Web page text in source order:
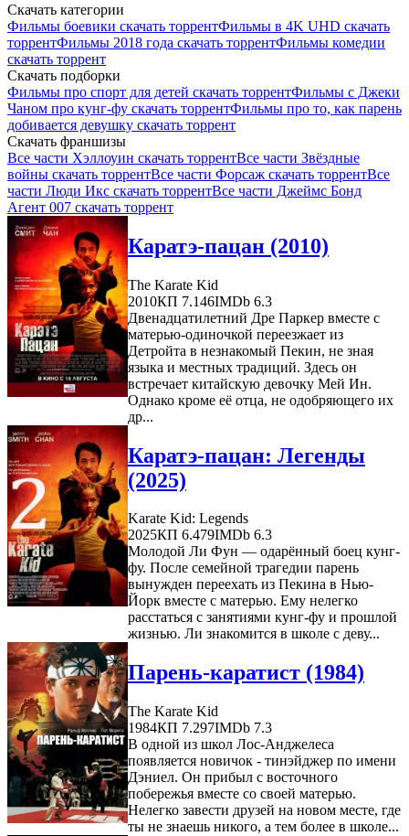
Скачать категории
Фильмы боевики скачать торрентФильмы в 4K UHD скачать
торрентФильмы 2018 года скачать торрентФильмы комедии
скачать торрент
Скачать подборки
Фильмы про спорт для детей скачать торрентФильмы с Джеки
Чаном про кунг-фу скачать торрентФильмы про то, как парень
добивается девушку скачать торрент
Скачать франшизы
Все части Хэллоуин скачать торрентВсе части Звёздные
войны скачать торрентВсе части Форсаж скачать торрентВсе
части Люди Икс скачать торрентВсе части Джеймс Бонд
Агент 007 скачать торрент
Каратэ-пацан (2010)
The Karate Kid
2010КП 7.146IMDb 6.3
Двенадцатилетний Дре Паркер вместе с
матерью-одиночкой переезжает из
Детройта в незнакомый Пекин, не зная
языка и местных традиций. Здесь он
встречает китайскую девочку Мей Ин.
Однако кроме её отца, не одобряющего их
др...
Каратэ-пацан: Легенды
(2025)
Karate Kid: Legends
2025КП 6.479IMDb 6.3
Молодой Ли Фун — одарённый боец кунг-
фу. После семейной трагедии парень
вынужден переехать из Пекина в Нью-
Йорк вместе с матерью. Ему нелегко
расстаться с занятиями кунг-фу и прошлой
жизнью. Ли знакомится в школе с деву...
Парень-каратист (1984)
The Karate Kid
1984КП 7.297IMDb 7.3
В одной из школ Лос-Анджелеса
появляется новичок - тинэйджер по имени
Дэниел. Он прибыл с восточного
побережья вместе со своей матерью.
Нелегко завести друзей на новом месте, где
ты не знаешь никого, а тем более в школе...